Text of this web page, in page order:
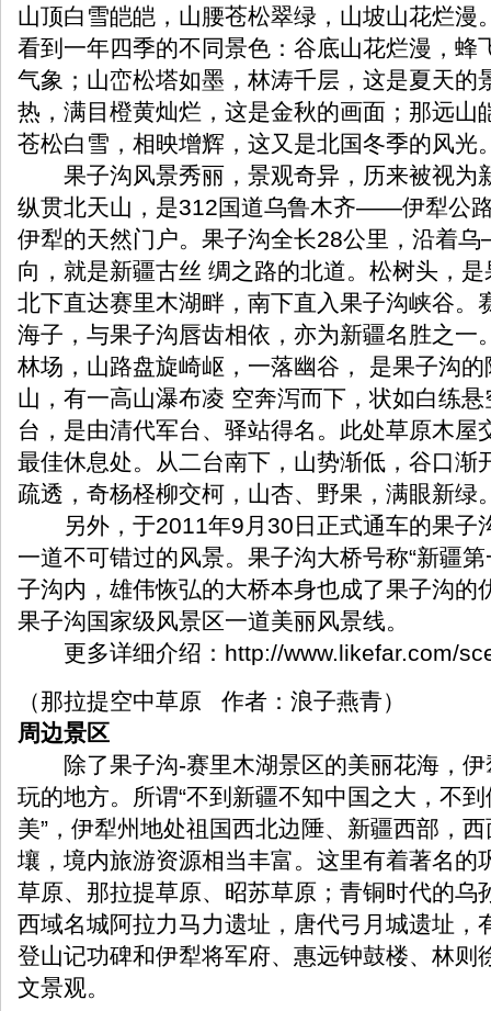
山顶白雪皑皑，山腰苍松翠绿，山坡山花烂漫
看到一年四季的不同景色：谷底山花烂漫，蜂
气象；山峦松塔如墨，林涛千层，这是夏天的
热，满目橙黄灿烂，这是金秋的画面；那远山
苍松白雪，相映增辉，这又是北国冬季的风光
果子沟风景秀丽，景观奇异，历来被视为
纵贯北天山，是312国道乌鲁木齐——伊犁公
伊犁的天然门户。果子沟全长28公里，沿着
向，就是新疆古丝 绸之路的北道。松树头，
北下直达赛里木湖畔，南下直入果子沟峡谷。
海子，与果子沟唇齿相依，亦为新疆名胜之一
林场，山路盘旋崎岖，一落幽谷， 是果子沟
山，有一高山瀑布凌 空奔泻而下，状如白练
台，是由清代军台、驿站得名。此处草原木屋
最佳休息处。从二台南下，山势渐低，谷口渐
疏透，奇杨柽柳交柯，山杏、野果，满眼新绿
另外，于2011年9月30日正式通车的果子
一道不可错过的风景。果子沟大桥号称“新疆
子沟内，雄伟恢弘的大桥本身也成了果子沟的
果子沟国家级风景区一道美丽风景线。
更多详细介绍： http://www.likefar.com/
（那拉提空中草原 作者：浪子燕青）
周边景区
除了果子沟-赛里木湖景区的美丽花海，伊
玩的地方。所谓“不到新疆不知中国之大，不
美”，伊犁州地处祖国西北边陲、新疆西部，
壤，境内旅游资源相当丰富。这里有着著名的
草原、那拉提草原、昭苏草原；青铜时代的乌
西域名城阿拉力马力遗址，唐代弓月城遗址，
登山记功碑和伊犁将军府、惠远钟鼓楼、林则
文景观。